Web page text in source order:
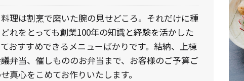
理は割烹で磨いた腕の見せどころ。それだけに種
れをとっても創業100年の知識と経験を活かした
おすすめできるメニューばかりです。結納、上棟
弁当、催しもののお弁当まで、お客様のご予算ご
真心をこめてお作りいたします。